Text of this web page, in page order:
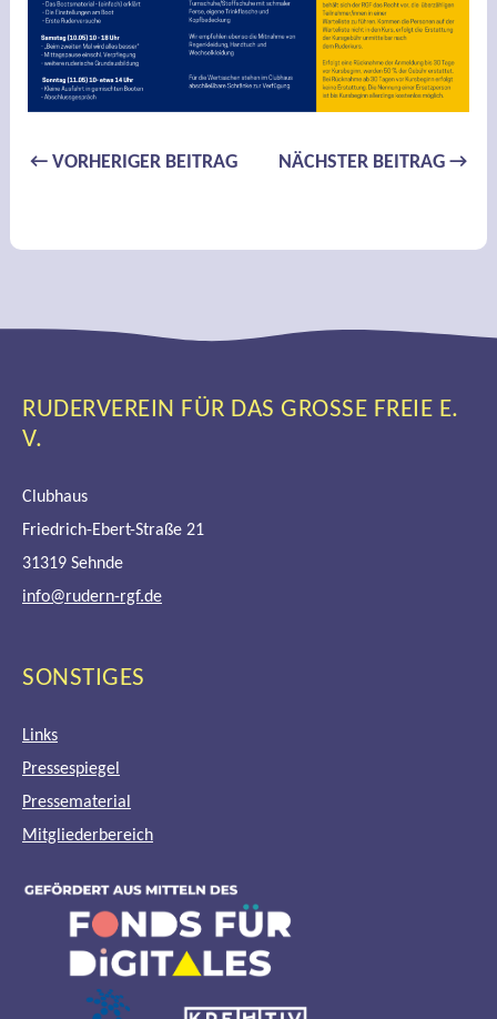
Beitragsnavigation
←VORHERIGER BEITRAG NÄCHSTER BEITRAG →
RUDERVEREIN FÜR DAS GROSSE FREIE E. V
.
Clubhaus
Friedrich-Ebert-Straße 21
31319 Sehnde
info@rudern-rgf.de
SONSTIGES
Links
Pressespiegel
Pressematerial
Mitgliederbereich